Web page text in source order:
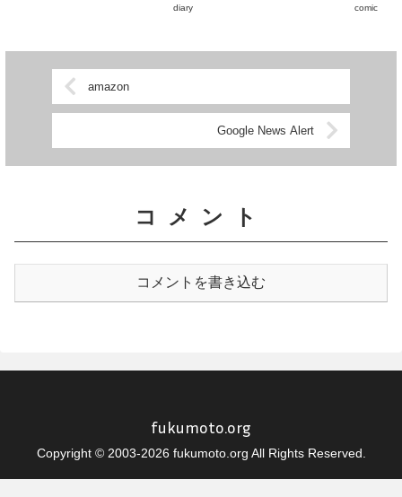
て急に商売気を出し始めてきてち
diary
comic
amazon
Google News Alert
コメント
コメントを書き込む
fukumoto.org
Copyright © 2003-2026 fukumoto.org All Rights Reserved.